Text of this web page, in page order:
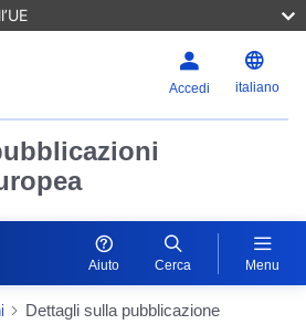
Accedi italiano
Aiuto Cerca Menu
Dettagli sulla pubblicazione